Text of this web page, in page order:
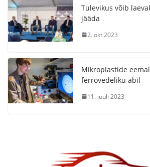
Tulevikus võib
jääda
2. okt 2023
Mikroplastide
ferrovedeliku abil
11. juuli 2023